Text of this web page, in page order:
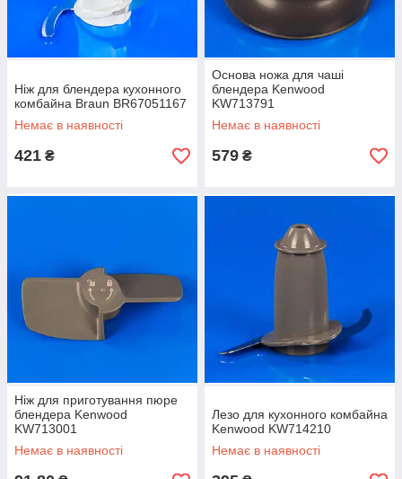
Ніж для блендера кухонного
комбайна Braun BR67051167
Немає в наявності
421 ₴
Основа ножа для чаші
блендера Kenwood
KW713791
Немає в наявності
579 ₴
Ніж для приготування пюре
блендера Kenwood
KW713001
Немає в наявності
Лезо для кухонного комбайна
Kenwood KW714210
Немає в наявності